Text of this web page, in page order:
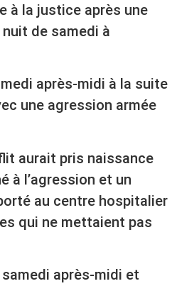
à la justice après une
de samedi à
après-midi à la suite
une agression armée
aurait pris naissance
à l’agression et un
au centre hospitalier
qui ne mettaient pas
après-midi et